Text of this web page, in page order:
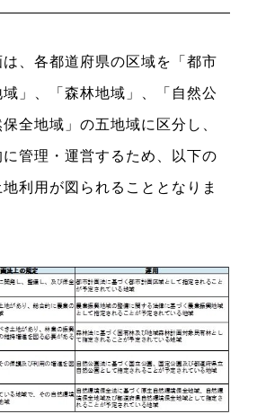
、各都道府県の区域を「都市
」、「森林地域」、「自然公
全地域」の五地域に区分し、
管理・運営するため、以下の
利用が図られることとなりま